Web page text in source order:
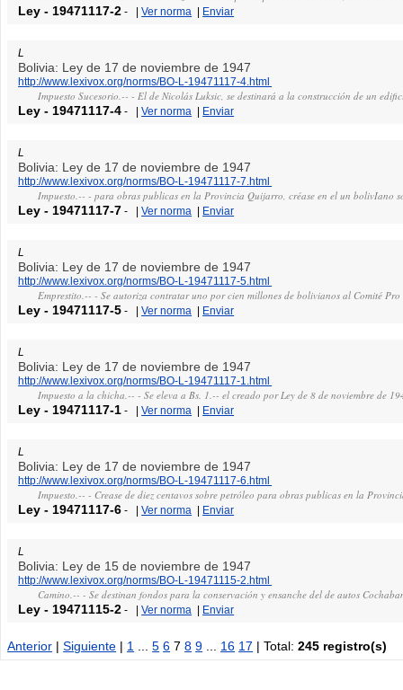
Ley - 19471117-2 - |Ver norma | Enviar
L
Bolivia: Ley de 17 de noviembre de 1947
http://www.lexivox.org/norms/BO-L-19471117-4.html
Impuesto Sucesorio.-- - El de Nicolás Luksic, se destinará a la construcción de un
Ley - 19471117-4 - |Ver norma | Enviar
L
Bolivia: Ley de 17 de noviembre de 1947
http://www.lexivox.org/norms/BO-L-19471117-7.html
Impuesto.-- - para obras publicas en la Provincia Quijarro, créase en el un bolivIano
Ley - 19471117-7 - |Ver norma | Enviar
L
Bolivia: Ley de 17 de noviembre de 1947
http://www.lexivox.org/norms/BO-L-19471117-5.html
Emprestito.-- - Se autoriza contratar uno por cien millones de bolivianos al Comité
Ley - 19471117-5 - |Ver norma | Enviar
L
Bolivia: Ley de 17 de noviembre de 1947
http://www.lexivox.org/norms/BO-L-19471117-1.html
Impuesto a la chicha.-- - Se eleva a Bs. 1.-- el creado por Ley de 8 de noviembre de
Ley - 19471117-1 - |Ver norma | Enviar
L
Bolivia: Ley de 17 de noviembre de 1947
http://www.lexivox.org/norms/BO-L-19471117-6.html
Impuesto.-- - Crease de diez centavos sobre petróleo para obras publicas en la
Ley - 19471117-6 - |Ver norma | Enviar
L
Bolivia: Ley de 15 de noviembre de 1947
http://www.lexivox.org/norms/BO-L-19471115-2.html
Camino.-- - Se destinan fondos para la conservación y ensanche del de autos
Ley - 19471115-2 - |Ver norma | Enviar
Anterior |Siguiente | 1 ...5 6 78 9 16 17 | Total:245 registro(s)